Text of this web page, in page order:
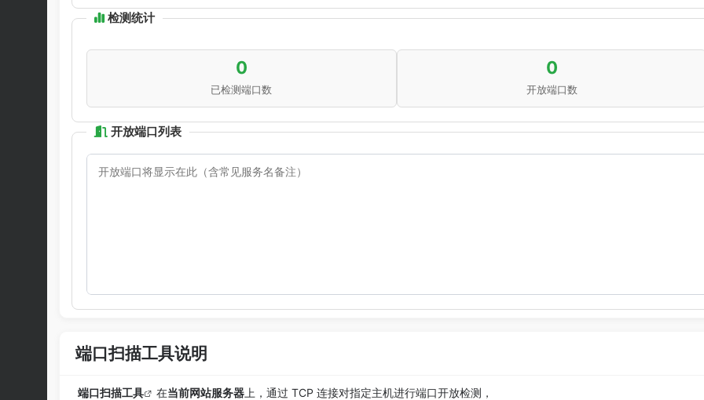
检测统计
0
已检测端口数
0
开放端口数
开放端口列表
端口扫描工具说明
端口扫描工具 在当前网站服务器 上，通过 TCP 连接对指定主机进行端口开放检测，